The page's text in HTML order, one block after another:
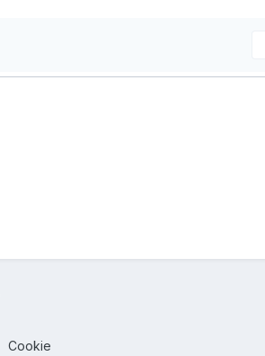
Cookie